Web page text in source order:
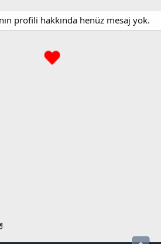
profili hakkında henüz mesaj yok.